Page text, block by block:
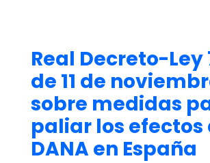
Real Decreto-Ley
de 11 de
sobre medidas
paliar los efectos
DANA en España